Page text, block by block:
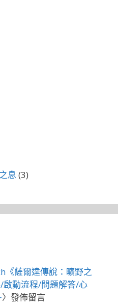
息 (3)
《薩爾達傳說：曠野之
啟動流程/問題解答/心
〉發佈留言